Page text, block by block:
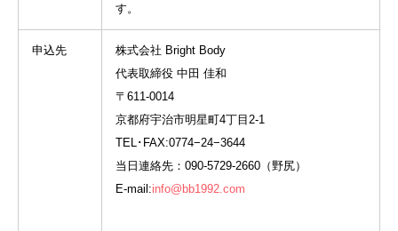
す。
申込先
株式会社 Bright Body
代表取締役 中田 佳和
〒611-0014
京都府宇治市明星町4丁目2-1
TEL･FAX:0774−24−3644
当日連絡先：090-5729-2660（野尻）
E-mail:info@bb1992.com